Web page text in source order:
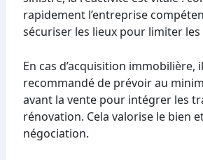
rapidement l’entreprise
sécuriser les lieux pour limiter les
En cas d’acquisition immobilière,
recommandé de prévoir au
avant la vente pour intégrer les
rénovation. Cela valorise le bien
négociation.